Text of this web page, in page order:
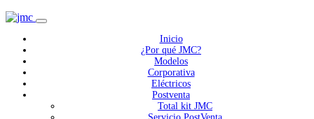
Inicio
¿Por qué JMC?
Modelos
Corporativa
Eléctricos
Postventa
Total kit JMC